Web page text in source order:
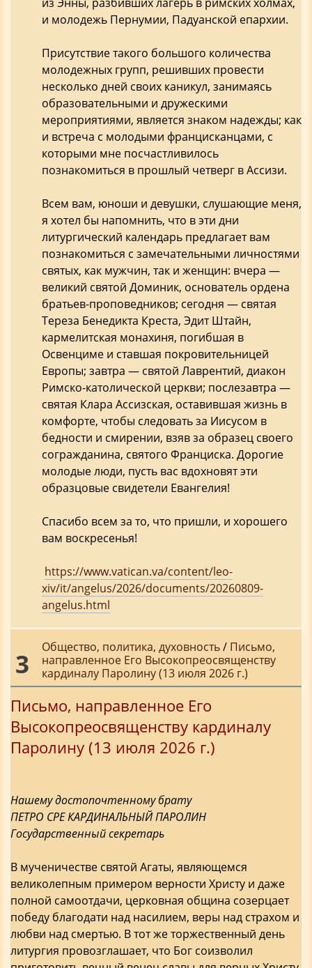
и молодежь Пернумии, Падуанской епархии.
Присутствие такого большого количества
молодежных групп, решивших провести
несколько дней своих каникул, занимаясь
образовательными и дружескими
мероприятиями, является знаком надежды; как
и встреча с молодыми францисканцами, с
которыми мне посчастливилось
познакомиться в прошлый четверг в Ассизи.
Всем вам, юноши и девушки, слушающие меня,
я хотел бы напомнить, что в эти дни
литургический календарь предлагает вам
познакомиться с замечательными личностями
святых, как мужчин, так и женщин: вчера —
великий святой Доминик, основатель ордена
братьев-проповедников; сегодня — святая
Тереза Бенедикта Креста, Эдит Штайн,
кармелитская монахиня, погибшая в
Освенциме и ставшая покровительницей
Европы; завтра — святой Лаврентий, диакон
Римско-католической церкви; послезавтра —
святая Клара Ассизская, оставившая жизнь в
комфорте, чтобы следовать за Иисусом в
бедности и смирении, взяв за образец своего
согражданина, святого Франциска. Дорогие
молодые люди, пусть вас вдохновят эти
образцовые свидетели Евангелия!
Спасибо всем за то, что пришли, и хорошего
вам воскресенья!
https://www.vatican.va/content/leo-
xiv/it/angelus/2026/documents/20260809-
angelus.html
3
Общество, политика, духовность/ Письмо,
направленное Его Высокопреосвященству
кардиналу Паролину (13 июля 2026 г.)
Письмо, направленное Его
Высокопреосвященству кардиналу
Паролину (13 июля 2026 г.)
Нашему достопочтенному брату
ПЕТРО СРЕ КАРДИНАЛЬНЫЙ ПАРОЛИН
Государственный секретарь
В мученичестве святой Агаты, являющемся
великолепным примером верности Христу и даже
полной самоотдачи, церковная община созерцает
победу благодати над насилием, веры над страхом и
любви над смертью. В тот же торжественный день
литургия провозглашает, что Бог соизволил